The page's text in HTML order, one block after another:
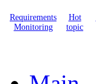
Requirements
Monitoring
Hot
topic